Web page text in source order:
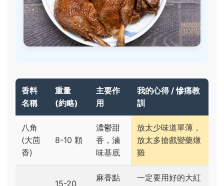
香料
名稱
重量
(約略)
主要作
用
我的心得 / 慘痛教
訓
八角
(大茴
香)
8-10 顆
濃鬱甜
香，滷
味基底
放太少味道單薄，
放太多搶戲變藥燉
雞
15-20
麻香點
一定要用好的大紅